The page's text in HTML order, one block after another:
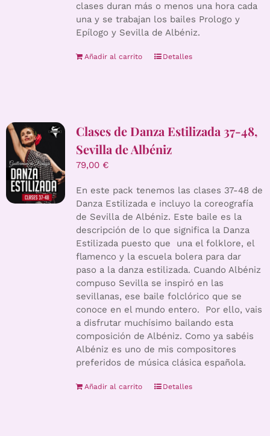
clases duran más o menos una hora cada
una y se trabajan los bailes Prologo y
Epílogo y Sevilla de Albéniz.
Añadir al carrito Detalles
Clases de Danza Estilizada 37-48,
Sevilla de Albéniz
79,00 €
En este pack tenemos las clases 37-48 de
Danza Estilizada e incluyo la coreografía
de Sevilla de Albéniz. Este baile es la
descripción de lo que significa la Danza
Estilizada puesto que una el folklore, el
flamenco y la escuela bolera para dar
paso a la danza estilizada. Cuando Albéniz
compuso Sevilla se inspiró en las
sevillanas, ese baile folclórico que se
conoce en el mundo entero. Por ello, vais
a disfrutar muchísimo bailando esta
composición de Albéniz. Como ya sabéis
Albéniz es uno de mis compositores
preferidos de música clásica española.
Añadir al carrito Detalles